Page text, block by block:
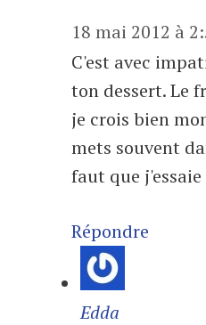
18 mai 2012 à
C'est avec
ton dessert. Le
je crois bien
mets souvent
faut que
Répondre
Edda